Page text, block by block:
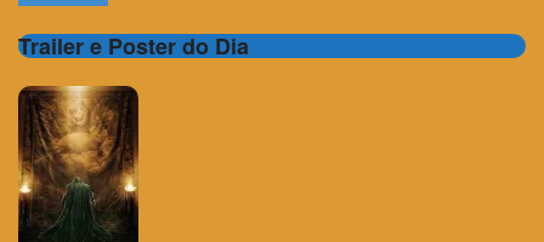
Trailer e Poster do Dia